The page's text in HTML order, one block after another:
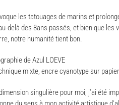
les tatouages de marins et
delà des 8ans passés, et bien que
notre humanité tient bon.
de Azul LOEVE
mixte, encre cyanotype sur
singulière pour moi, j’ai été